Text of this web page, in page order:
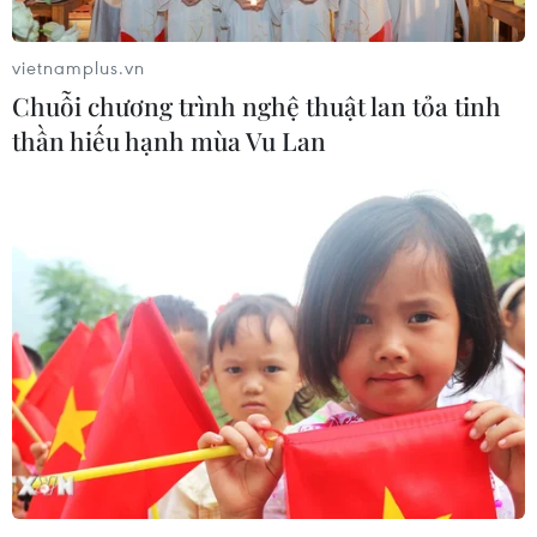
Mỹ: Xe tải lao vào người đi bộ tại thành
phố San Francisco
02/01/2018 02:57
Giới chức và truyền thông địa phương đưa tin ít nhất
bảy người đã bị thương khi một xe tải đâm vào người
đi bộ và một phương tiện khác tại thành phố San
Francisco (Mỹ).
vietnamplus.vn
Chuỗi chương trình nghệ thuật lan tỏa tinh
thần hiếu hạnh mùa Vu Lan